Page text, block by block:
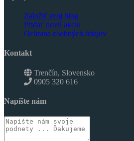
Založiť svoj blog
Pridať novú akciu
Ochrana osobných údajov
Kontakt
Trenčín, Slovensko
0905 320 616
Napíšte nám